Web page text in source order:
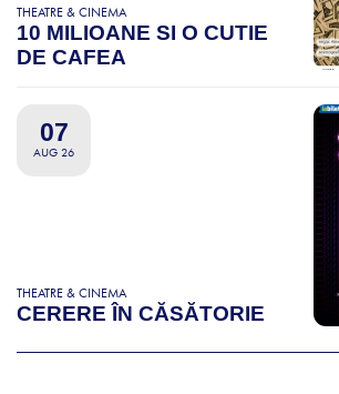
THEATRE & CINEMA
10 MILIOANE SI O CUTIE
DE CAFEA
07
AUG 26
THEATRE & CINEMA
CERERE ÎN CĂSĂTORIE